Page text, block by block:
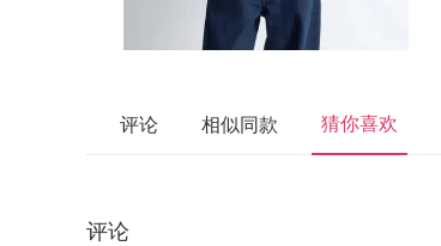
评论 相似同款 猜你喜欢
评论